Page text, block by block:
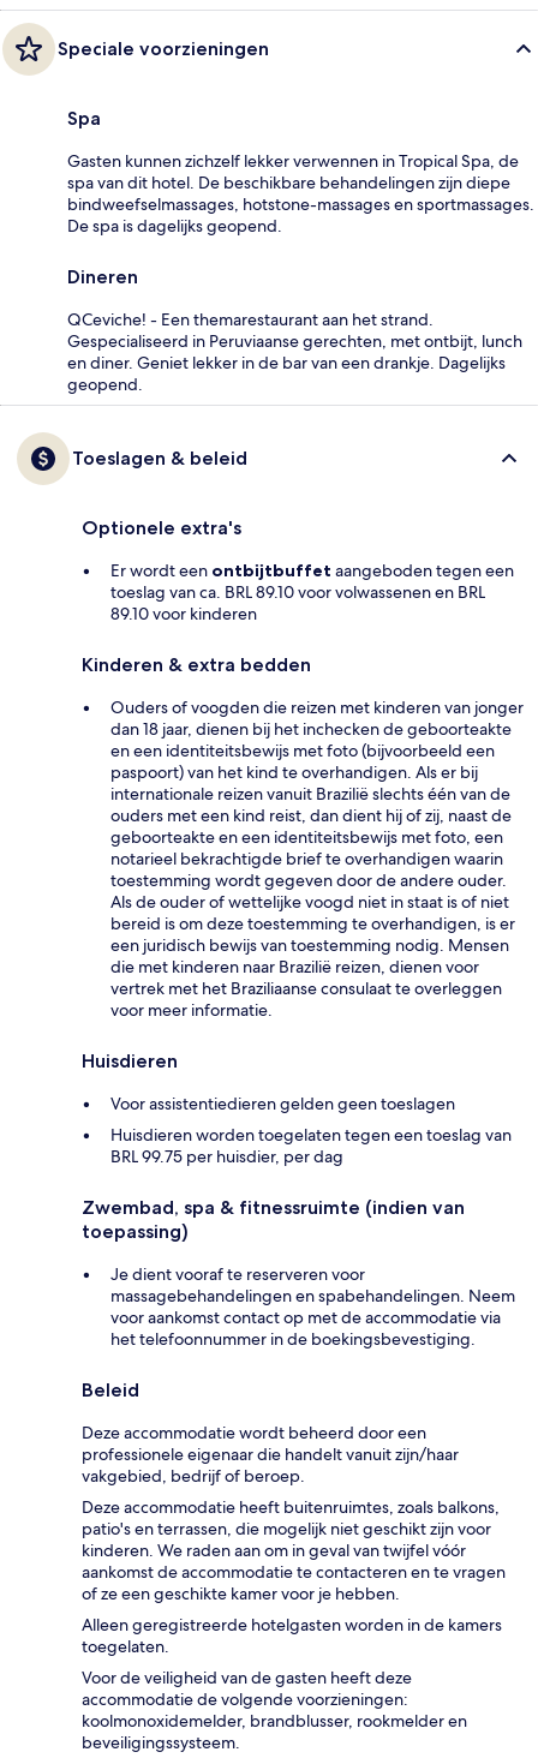
Speciale voorzieningen
Spa
Gasten kunnen zichzelf lekker verwennen in Tropical Spa, de
spa van dit hotel. De beschikbare behandelingen zijn diepe
bindweefselmassages, hotstone-massages en sportmassages.
De spa is dagelijks geopend.
Dineren
QCeviche! - Een themarestaurant aan het strand.
Gespecialiseerd in Peruviaanse gerechten, met ontbijt, lunch
en diner. Geniet lekker in de bar van een drankje. Dagelijks
geopend.
Toeslagen & beleid
Optionele extra's
Er wordt een ontbijtbuffet aangeboden tegen een
toeslag van ca. BRL 89.10 voor volwassenen en BRL
89.10 voor kinderen
Kinderen & extra bedden
Ouders of voogden die reizen met kinderen van jonger
dan 18 jaar, dienen bij het inchecken de geboorteakte
en een identiteitsbewijs met foto (bijvoorbeeld een
paspoort) van het kind te overhandigen. Als er bij
internationale reizen vanuit Brazilië slechts één van de
ouders met een kind reist, dan dient hij of zij, naast de
geboorteakte en een identiteitsbewijs met foto, een
notarieel bekrachtigde brief te overhandigen waarin
toestemming wordt gegeven door de andere ouder.
Als de ouder of wettelijke voogd niet in staat is of niet
bereid is om deze toestemming te overhandigen, is er
een juridisch bewijs van toestemming nodig. Mensen
die met kinderen naar Brazilië reizen, dienen voor
vertrek met het Braziliaanse consulaat te overleggen
voor meer informatie.
Huisdieren
Voor assistentiedieren gelden geen toeslagen
Huisdieren worden toegelaten tegen een toeslag van
BRL 99.75 per huisdier, per dag
Zwembad, spa & fitnessruimte (indien van
toepassing)
Je dient vooraf te reserveren voor
massagebehandelingen en spabehandelingen. Neem
voor aankomst contact op met de accommodatie via
het telefoonnummer in de boekingsbevestiging.
Beleid
Deze accommodatie wordt beheerd door een
professionele eigenaar die handelt vanuit zijn/haar
vakgebied, bedrijf of beroep.
Deze accommodatie heeft buitenruimtes, zoals balkons,
patio's en terrassen, die mogelijk niet geschikt zijn voor
kinderen. We raden aan om in geval van twijfel vóór
aankomst de accommodatie te contacteren en te vragen
of ze een geschikte kamer voor je hebben.
Alleen geregistreerde hotelgasten worden in de kamers
toegelaten.
Voor de veiligheid van de gasten heeft deze
accommodatie de volgende voorzieningen:
koolmonoxidemelder, brandblusser, rookmelder en
beveiligingssysteem.